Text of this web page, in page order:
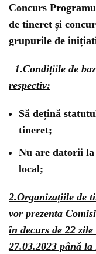
Concurs
de tineret și
grupurile de
1.Condițiile de
respectiv:
Să dețină
tineret;
Nu are datorii la
local;
2.Organizațiile de
vor prezenta
în decurs de 22
27.03.2023 până